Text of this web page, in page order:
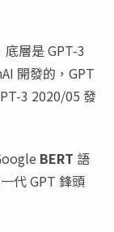
層是 GPT-3
開發的，GPT
3 2020/05 發
BERT 語
代 GPT 鋒頭